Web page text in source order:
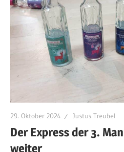
29. Oktober 2024 Justus Treubel
Der Express der 3.
weiter